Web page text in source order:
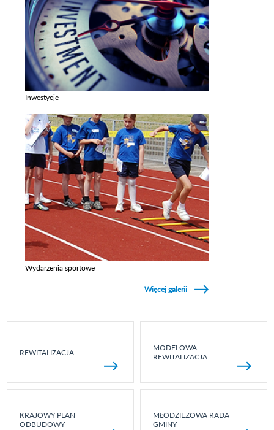
Inwestycje
Wydarzenia sportowe
Więcej galerii
REWITALIZACJA
MODELOWA
REWITALIZACJA
KRAJOWY PLAN
ODBUDOWY
MŁODZIEŻOWA RADA
GMINY